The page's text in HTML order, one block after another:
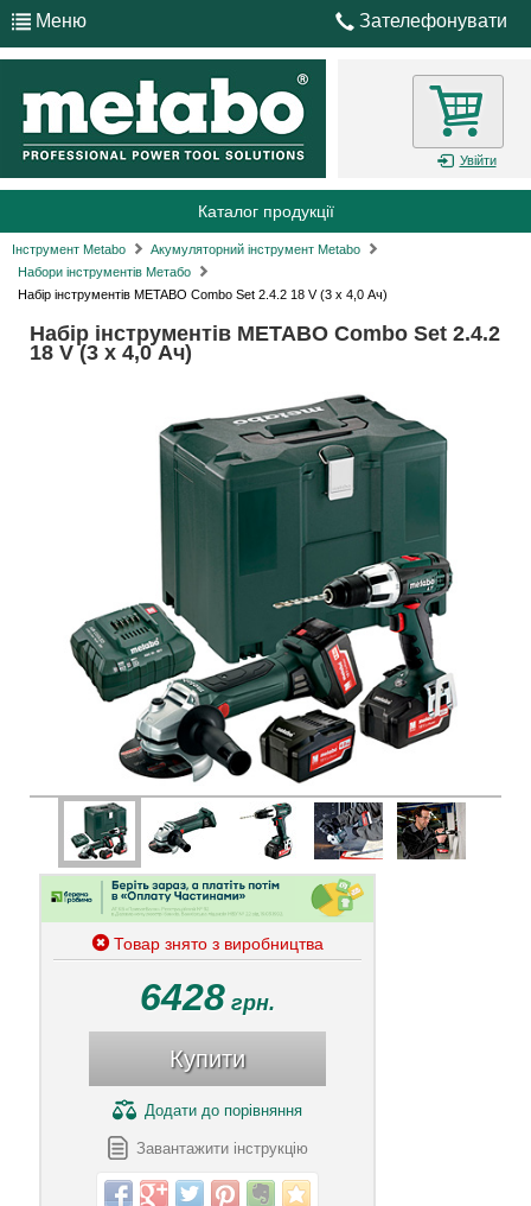
Меню Зателефонувати
Увійти
Каталог продукції
Інструмент Metabo
Акумуляторний інструмент Metabo
Набори інструментів Метабо
Набір інструментів METABO Combo Set 2.4.2 18 V (3 x 4,0 Ач)
Набір інструментів METABO Combo Set 2.4.2
18 V (3 x 4,0 Ач)
Товар знято з виробництва
6428 грн.
Купити
Додати до порівняння
Завантажити інструкцію